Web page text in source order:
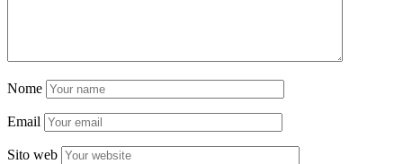
Nome
Email
Sito web